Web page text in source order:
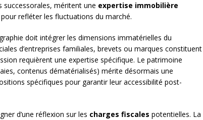
méritent une expertise immobilière
refléter les fluctuations du marché.
doit intégrer les dimensions immatérielles du
d’entreprises familiales, brevets ou marques constituent
requièrent une expertise spécifique. Le patrimoine
contenus dématérialisés) mérite désormais une
spécifiques pour garantir leur accessibilité post-
d’une réflexion sur les charges fiscales potentielles. La